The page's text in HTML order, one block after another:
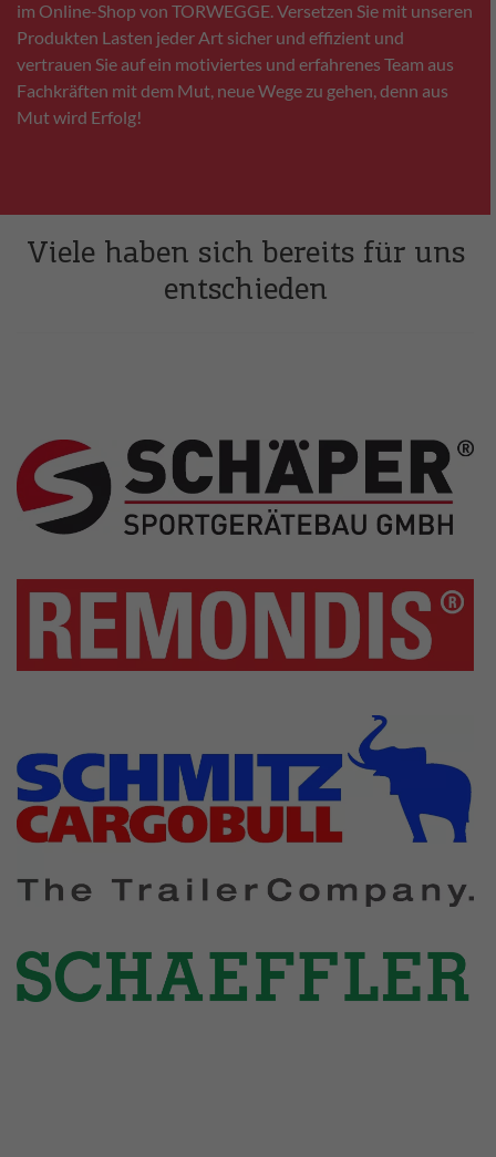
im Online-Shop von TORWEGGE. Versetzen Sie mit unseren
Produkten Lasten jeder Art sicher und effizient und
vertrauen Sie auf ein motiviertes und erfahrenes Team aus
Fachkräften mit dem Mut, neue Wege zu gehen, denn aus
Mut wird Erfolg!
Viele haben sich bereits für uns
entschieden